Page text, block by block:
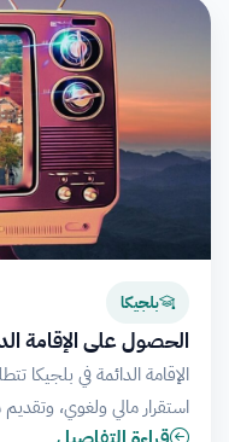
بلجيكا
الحصول على الإقامة
الإقامة الدائمة في بلجيكا
استقرار مالي ولغوي،